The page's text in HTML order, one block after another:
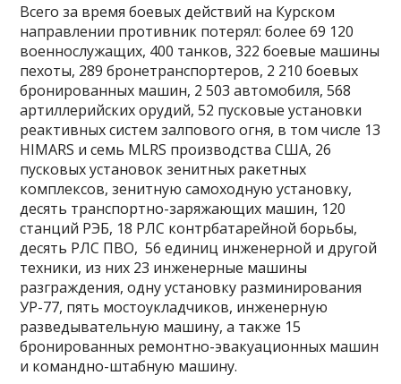
Всего за время боевых действий на Курском
направлении противник потерял: более 69 120
военнослужащих, 400 танков, 322 боевые машины
пехоты, 289 бронетранспортеров, 2 210 боевых
бронированных машин, 2 503 автомобиля, 568
артиллерийских орудий, 52 пусковые установки
реактивных систем залпового огня, в том числе 13
HIMARS и семь MLRS производства США, 26
пусковых установок зенитных ракетных
комплексов, зенитную самоходную установку,
десять транспортно-заряжающих машин, 120
станций РЭБ, 18 РЛС контрбатарейной борьбы,
десять РЛС ПВО, 56 единиц инженерной и другой
техники, из них 23 инженерные машины
разграждения, одну установку разминирования
УР-77, пять мостоукладчиков, инженерную
разведывательную машину, а также 15
бронированных ремонтно-эвакуационных машин
и командно-штабную машину.